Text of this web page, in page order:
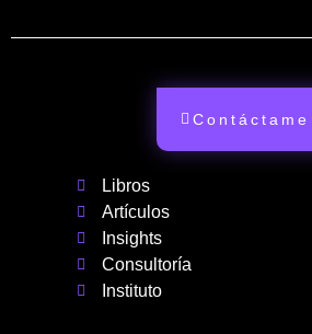
Libros
Artículos
Insights
Consultoría
Instituto
Contáctame